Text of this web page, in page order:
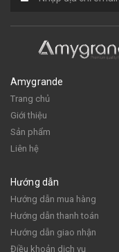
Amygrande
Trang chủ
Giới thiệu
Sản phẩm
Liên hệ
Hướng dẫn
Hướng dẫn mua hàng
Hướng dẫn thanh toán
Hướng dẫn giao nhận
Điều khoản dịch vụ